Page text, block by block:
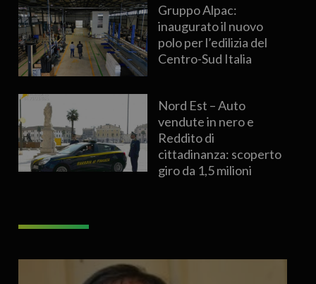
Gruppo Alpac:
inaugurato il nuovo
polo per l’edilizia del
Centro-Sud Italia
Nord Est – Auto
vendute in nero e
Reddito di
cittadinanza: scoperto
giro da 1,5 milioni